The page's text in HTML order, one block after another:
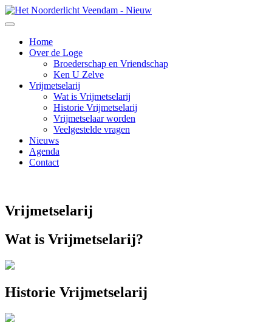
Home
Over de Loge
Broederschap en Vriendschap
Ken U Zelve
Vrijmetselarij
Wat is Vrijmetselarij
Historie Vrijmetselarij
Vrijmetselaar worden
Veelgestelde vragen
Nieuws
Agenda
Contact
Vrijmetselarij
Wat is Vrijmetselarij?
Historie Vrijmetselarij